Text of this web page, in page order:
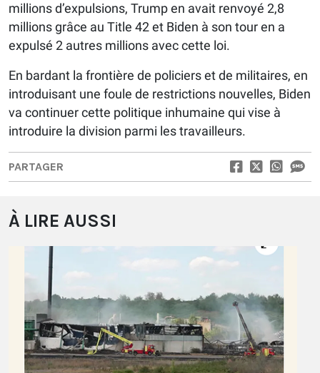
millions d’expulsions, Trump en avait renvoyé 2,8
millions grâce au Title 42 et Biden à son tour en a
expulsé 2 autres millions avec cette loi.
En bardant la frontière de policiers et de militaires, en
introduisant une foule de restrictions nouvelles, Biden
va continuer cette politique inhumaine qui vise à
introduire la division parmi les travailleurs.
PARTAGER
À LIRE AUSSI